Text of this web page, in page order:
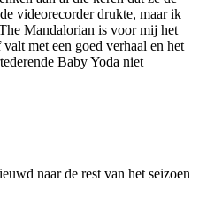
videorecorder drukte, maar ik
Mandalorian is voor mij het
met een goed verhaal en het
Baby Yoda niet
naar de rest van het seizoen